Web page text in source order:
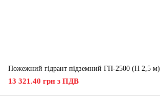
Пожежний гідрант підземний ГП-2500 (H 2,5 м)
13 321.40 грн з ПДВ